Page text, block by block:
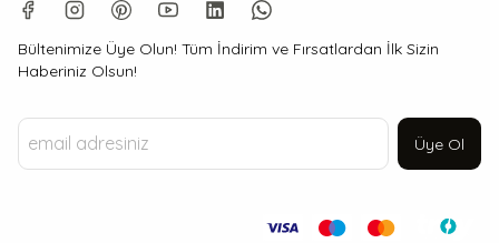
Bültenimize Üye Olun! Tüm İndirim ve Fırsatlardan İlk Sizin
Haberiniz Olsun!
Üye Ol